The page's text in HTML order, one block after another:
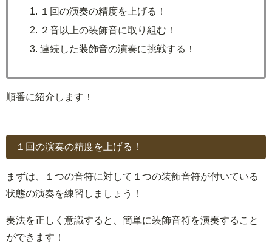
１回の演奏の精度を上げる！
２音以上の装飾音に取り組む！
連続した装飾音の演奏に挑戦する！
順番に紹介します！
１回の演奏の精度を上げる！
まずは、１つの音符に対して１つの装飾音符が付いている
状態の演奏を練習しましょう！
奏法を正しく意識すると、簡単に装飾音符を演奏すること
ができます！